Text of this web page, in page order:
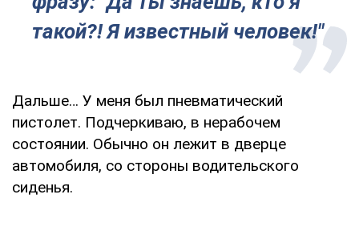
такой?! Я известный человек!"
Дальше… У меня был пневматический
пистолет. Подчеркиваю, в нерабочем
состоянии. Обычно он лежит в дверце
автомобиля, со стороны водительского
сиденья.